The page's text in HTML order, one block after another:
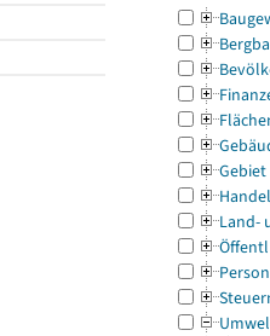
Gebiet
Land-